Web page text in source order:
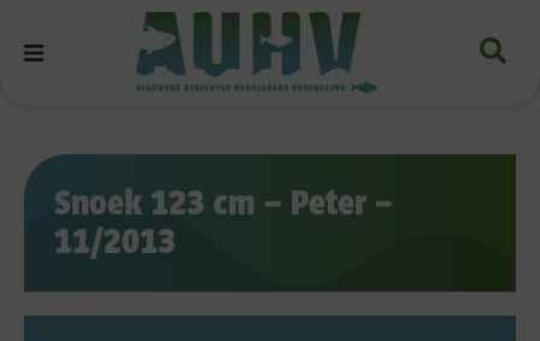
Snoek 123 cm – Peter –
11/2013